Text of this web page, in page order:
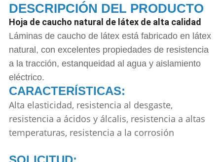
DESCRIPCIÓN DEL PRODUCTO
Hoja de caucho natural de látex de alta calidad
Láminas de caucho de látexestá fabricado en látex
natural, con excelentes propiedades de resistencia
a la tracción, estanqueidad al agua y aislamiento
eléctrico.
CARACTERÍSTICAS:
Alta elasticidad, resistencia al desgaste,
resistencia a ácidos y álcalis, resistencia a altas
temperaturas, resistencia a la corrosión